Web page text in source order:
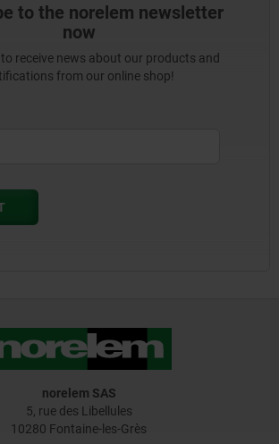
to the norelem newsletter
now
receive news about our products and
from our online shop!
norelem SAS
5, rue des Libellules
10280 Fontaine-les-Grès